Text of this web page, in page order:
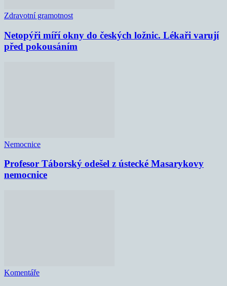
Zdravotní gramotnost
Netopýři míří okny do českých ložnic. Lékaři varují
před pokousáním
Nemocnice
Profesor Táborský odešel z ústecké Masarykovy
nemocnice
Komentáře